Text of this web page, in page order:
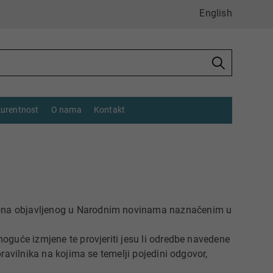
English
O nama Kontakt
objavljenog u Narodnim novinama naznačenim u
izmjene te provjeriti jesu li odredbe navedene
na kojima se temelji pojedini odgovor,